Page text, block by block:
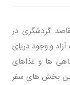
گردشگری در
و وجود دریای
ها و غذاهای
بخش های سفر